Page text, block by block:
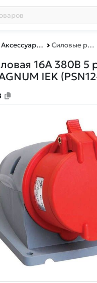
Аксессуары для электротехники Силовые розетки
16А 380В 5
IEK